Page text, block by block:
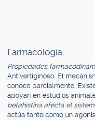
Farmacología.
Propiedades
Antivertiginoso. El
conoce parcialmente.
apoyan en estudios
betahistina afecta el
actúa tanto como un